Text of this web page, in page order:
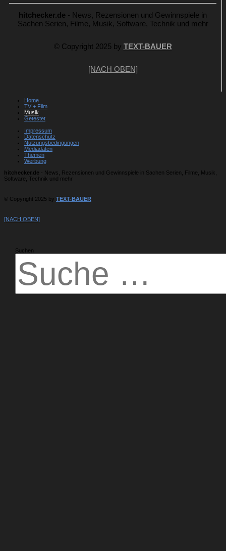
hitchecker.de - News, Rezensionen und Gewinnspiele in
Sachen Serien, Filme, Musik, Software, Technik und mehr
© Copyright 2025 by TEXT-BAUER
[NACH OBEN]
Home
TV + Film
Musik
Getestet
Impressum
Datenschutz
Nutzungsbedingungen
Mediadaten
Themen
Werbung
hitchecker.de - News, Rezensionen und Gewinnspiele in Sachen Serien, Filme, Musik,
Software, Technik und mehr
© Copyright 2025 by TEXT-BAUER
[NACH OBEN]
Suchen